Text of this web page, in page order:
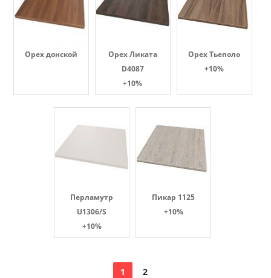
Орех донской
Орех Ликата
D4087
+10%
Орех Тьеполо
+10%
Перламутр
U1306/S
+10%
Пикар 1125
+10%
1 2